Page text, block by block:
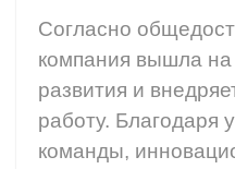
Согласно
компания вышла
развития и
работу. Благодаря
команды,